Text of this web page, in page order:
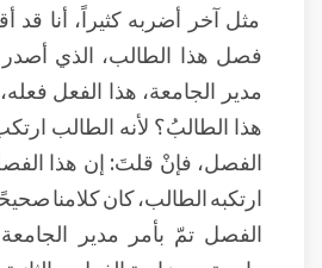
مثل آخر أضربه كثيراً، أنا قد
فصل هذا الطالب، الذي
مدير الجامعة، هذا الفعل
هذا الطالبُ؟ لأنه الطالب
الفصل، فإنْ قلتَ: إن هذا
ارتكبه الطالب، كان كلامنا
الفصل تمّ بأمر مدير